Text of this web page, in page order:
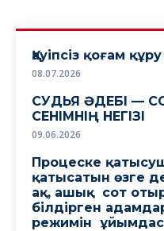
Қауіпсіз қоғам
08.07.2026
СУДЬЯ ӘДЕБІ —
СЕНІМНІҢ НЕГІЗІ
09.06.2026
Процеске
қатысатын өзге
ақ, ашық сот
білдірген
режимін